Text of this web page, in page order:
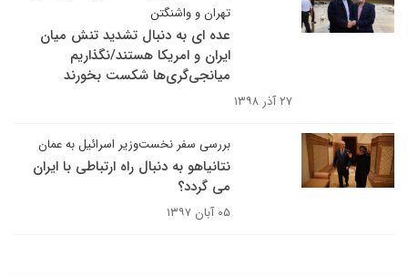
تهران و واشنگتن
عده ای به دنبال تشدید تنش میان
ایران و امریکا هستند/نگذاریم
میانجی‌گری‌ها شکست بخورند
۲۷ آذر ۱۳۹۸
بررسی سفر نخست‌وزیر اسرائیل به عمان
نتانیاهو به دنبال راه ارتباطی با ایران
می گردد؟
۰۵ آبان ۱۳۹۷